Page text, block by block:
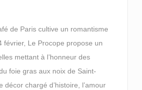
de Paris cultive un romantisme
février, Le Procope propose un
mettant à l’honneur des
foie gras aux noix de Saint-
décor chargé d’histoire, l’amour